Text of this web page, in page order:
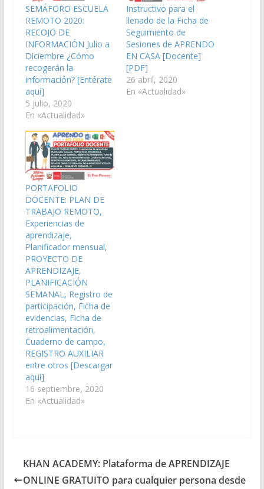
SEMÁFORO ESCUELA
REMOTO 2020:
RECOJO DE
INFORMACIÓN Julio a
Diciembre ¿Cómo
recogerán la
información? [Entérate
aquí]
5 julio, 2020
En «Actualidad»
Instructivo para el
llenado de la Ficha de
Seguimiento de
Sesiones de APRENDO
EN CASA [Docente]
[PDF]
26 abril, 2020
En «Actualidad»
PORTAFOLIO
DOCENTE: PLAN DE
TRABAJO REMOTO,
Experiencias de
aprendizaje,
Planificador mensual,
PROYECTO DE
APRENDIZAJE,
PLANIFICACIÓN
SEMANAL, Registro de
participación, Ficha de
evidencias, Ficha de
retroalimentación,
Cuaderno de campo,
REGISTRO AUXILIAR
entre otros [Descargar
aquí]
16 septiembre, 2020
En «Actualidad»
KHAN ACADEMY: Plataforma de APRENDIZAJE
ONLINE GRATUITO para cualquier persona desde